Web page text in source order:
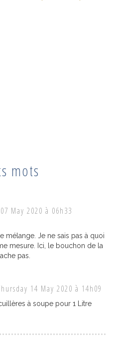
mots
May 2020 à 06h33
mélange. Je ne sais pas à quoi
mesure. Ici, le bouchon de la
pas.
14 May 2020 à 14h09
à soupe pour 1 Litre